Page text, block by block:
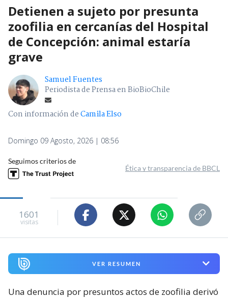
Detienen a sujeto por presunta
zoofilia en cercanías del Hospital
de Concepción: animal estaría
grave
Samuel Fuentes
Periodista de Prensa en BioBioChile
Con información deCamila Elso
Domingo 09 Agosto, 2026 | 08:56
Seguimos criterios de
Ética y transparencia de BBCL
1601
visitas
VER RESUMEN
Una denuncia por presuntos actos de zoofilia derivó